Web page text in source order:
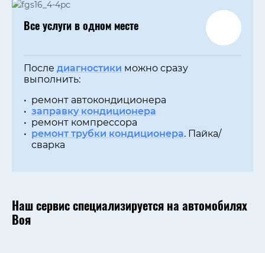
Все услуги в одном месте
После диагностики можно сразу
выполнить:
ремонт автокондиционера
заправку кондиционера
ремонт компрессора
ремонт трубки кондиционера. Пайка/
сварка
Наш сервис специализируется на автомобилях
Воя